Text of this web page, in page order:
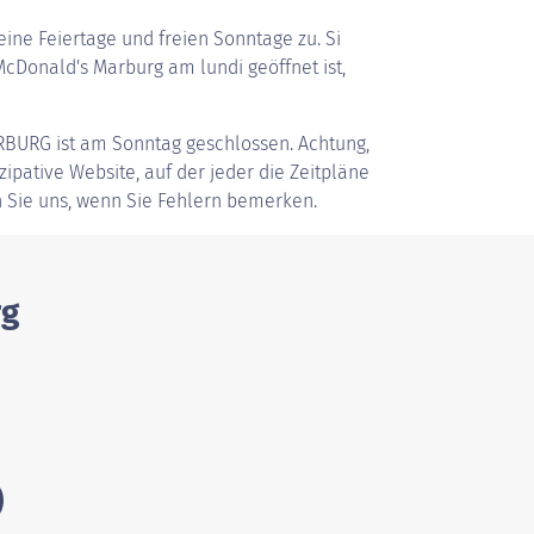
Feiertage und freien Sonntage zu. Si
Marburg am lundi geöffnet ist,
ist am Sonntag geschlossen. Achtung,
Website, auf der jeder die Zeitpläne
uns, wenn Sie Fehlern bemerken.